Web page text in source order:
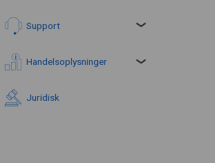
Support
Handelsoplysninger
Juridisk